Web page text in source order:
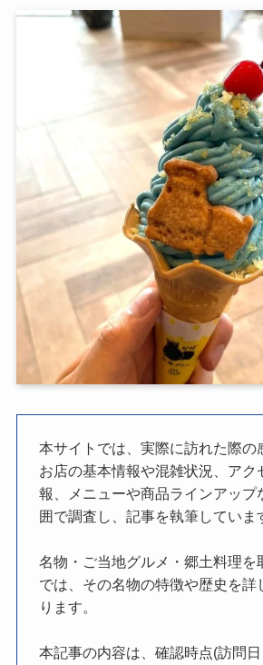
本サイトでは、実際に訪れた際の
お店の基本情報や混雑状況、アク
報、メニューや商品ラインアップ
囲で調査し、記事を執筆していま
名物・ご当地グルメ・郷土料理を
では、その名物の特徴や歴史を詳
ります。
本記事の内容は、確認時点(訪問